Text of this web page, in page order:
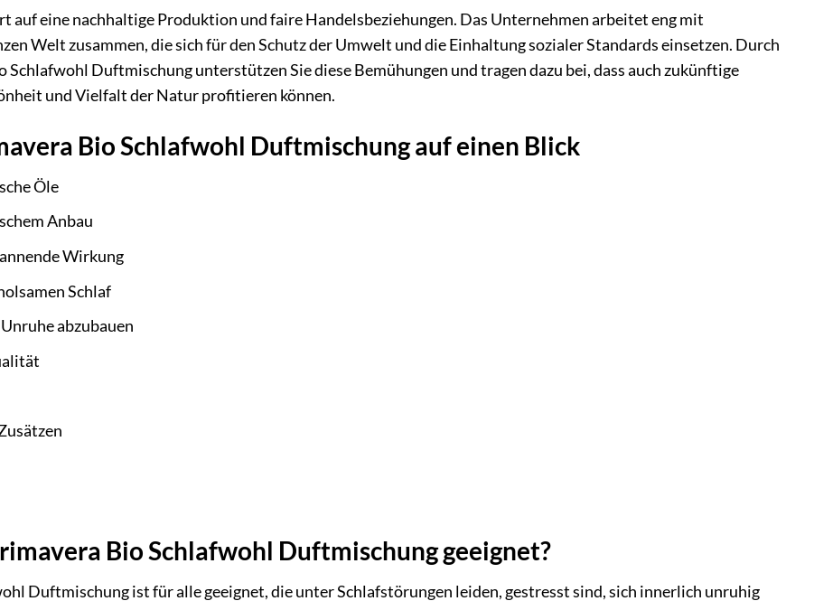
auf eine nachhaltige Produktion und faire Handelsbeziehungen. Das Unternehmen arbeitet eng mit
Welt zusammen, die sich für den Schutz der Umwelt und die Einhaltung sozialer Standards einsetzen. Durch
Schlafwohl Duftmischung unterstützen Sie diese Bemühungen und tragen dazu bei, dass auch zukünftige
und Vielfalt der Natur profitieren können.
Bio Schlafwohl Duftmischung auf einen Blick
Öle
Anbau
Wirkung
Schlaf
abzubauen
Bio Schlafwohl Duftmischung geeignet?
Duftmischung ist für alle geeignet, die unter Schlafstörungen leiden, gestresst sind, sich innerlich unruhig